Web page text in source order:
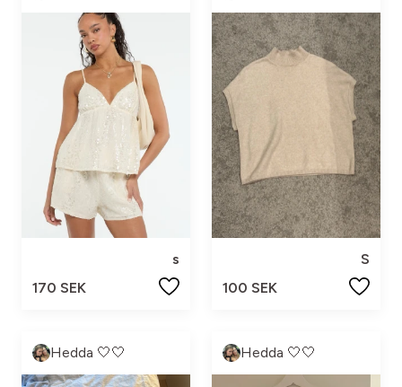
s
170 SEK
S
100 SEK
Hedda 🤍🤍 Hedda 🤍🤍